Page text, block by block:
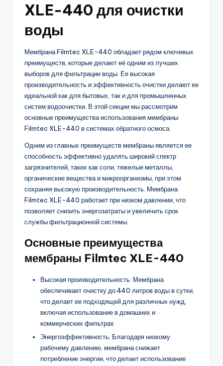
XLE-440 для очистки
воды
Мембрана Filmtec XLE-440 обладает рядом ключевых
преимуществ, которые делают её одним из лучших
выборов для фильтрации воды. Ее высокая
производительность и эффективность очистки делают ее
идеальной как для бытовых, так и для промышленных
систем водоочистки. В этой секции мы рассмотрим
основные преимущества использования мембраны
Filmtec XLE-440 в системах обратного осмоса.
Одним из главных преимуществ мембраны является ее
способность эффективно удалять широкий спектр
загрязнителей, таких как соли, тяжелые металлы,
органические вещества и микроорганизмы, при этом
сохраняя высокую производительность. Мембрана
Filmtec XLE-440 работает при низком давлении, что
позволяет снизить энергозатраты и увеличить срок
службы фильтрационной системы.
Основные преимущества
мембраны Filmtec XLE-440
Высокая производительность: Мембрана
обеспечивает очистку до 440 литров воды в сутки,
что делает ее подходящей для различных нужд,
включая использование в домашних и
коммерческих фильтрах.
Энергоэффективность: Благодаря низкому
рабочему давлению, мембрана снижает
потребление энергии, что делает использование